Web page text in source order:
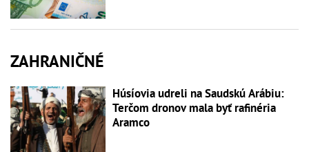
ZAHRANIČNÉ
Húsíovia udreli na Saudskú Arábiu:
Terčom dronov mala byť rafinéria
Aramco